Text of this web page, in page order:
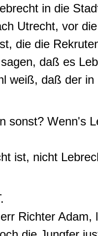
in die
Utrecht, vor
die die
daß es
weiß, daß der in
sonst? Wenn's
ist, nicht
Richter Adam,